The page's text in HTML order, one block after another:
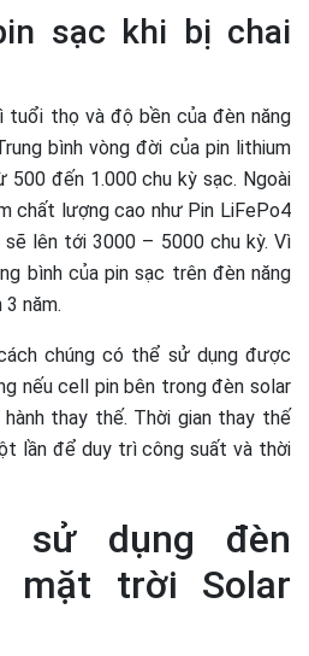
sạc khi bị chai
tuổi thọ và độ bền của đèn năng
bình vòng đời của pin lithium
500 đến 1.000 chu kỳ sạc. Ngoài
chất lượng cao như Pin LiFePo4
lên tới 3000 – 5000 chu kỳ. Vì
bình của pin sạc trên đèn năng
năm.
chúng có thể sử dụng được
nếu cell pin bên trong đèn solar
thay thế. Thời gian thay thế
lần để duy trì công suất và thời
sử dụng đèn
mặt trời Solar